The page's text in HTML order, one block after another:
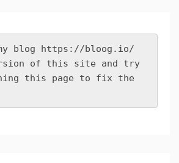
blog https://bloog.io/
of this site and try
this page to fix the